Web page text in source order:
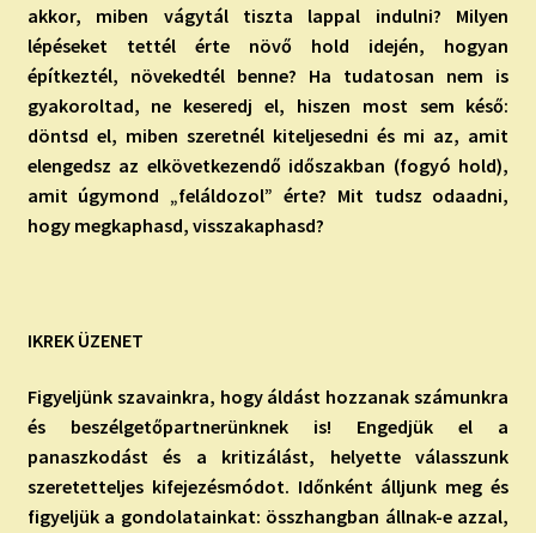
akkor, miben vágytál tiszta lappal indulni? Milyen
lépéseket tettél érte növő hold idején, hogyan
építkeztél, növekedtél benne? Ha tudatosan nem is
gyakoroltad, ne keseredj el, hiszen most sem késő:
döntsd el, miben szeretnél kiteljesedni és mi az, amit
elengedsz az elkövetkezendő időszakban (fogyó hold),
amit úgymond „feláldozol” érte? Mit tudsz odaadni,
hogy megkaphasd, visszakaphasd?
IKREK ÜZENET
Figyeljünk szavainkra, hogy áldást hozzanak számunkra
és beszélgetőpartnerünknek is! Engedjük el a
panaszkodást és a kritizálást, helyette válasszunk
szeretetteljes kifejezésmódot. Időnként álljunk meg és
figyeljük a gondolatainkat: összhangban állnak-e azzal,